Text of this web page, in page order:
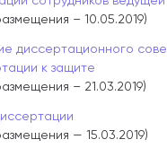
– 10.05.2019)
диссертационного
к защите
– 21.03.2019)
— 15.03.2019)